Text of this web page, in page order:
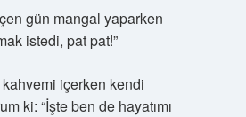
gün mangal yaparken
istedi, pat pat!”
içerken kendi
ki: “İşte ben de hayatımı